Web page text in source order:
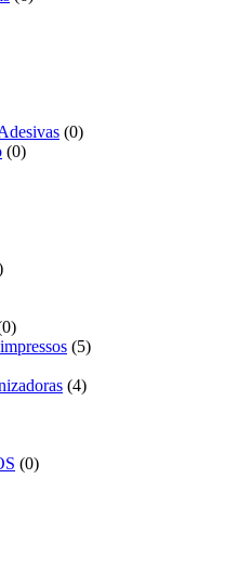
(0)
(0)
(5)
(4)
(0)